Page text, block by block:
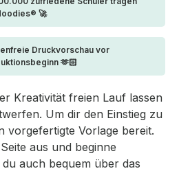
🚀
Druckvorschau vor
🫶🏻
Kreativität freien Lauf lassen
Um dir den Einstieg zu
vorgefertigte Vorlage bereit.
aus und beginne
auch bequem über das